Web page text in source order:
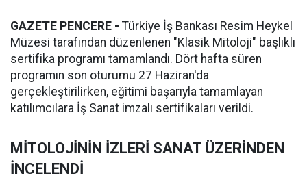
GAZETE PENCERE - Türkiye İş Bankası Resim Heykel
Müzesi tarafından düzenlenen "Klasik Mitoloji" başlıklı
sertifika programı tamamlandı. Dört hafta süren
programın son oturumu 27 Haziran'da
gerçekleştirilirken, eğitimi başarıyla tamamlayan
katılımcılara İş Sanat imzalı sertifikaları verildi.
MİTOLOJİNİN İZLERİ SANAT ÜZERİNDEN
İNCELENDİ